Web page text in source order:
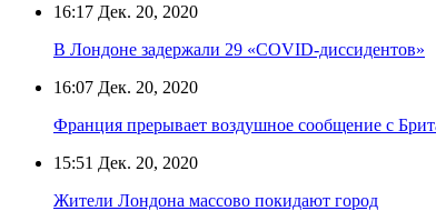
16:17 Дек. 20, 2020
В Лондоне задержали 29 «COVID-диссидентов»
16:07 Дек. 20, 2020
Франция прерывает воздушное сообщение с
15:51 Дек. 20, 2020
Жители Лондона массово покидают город